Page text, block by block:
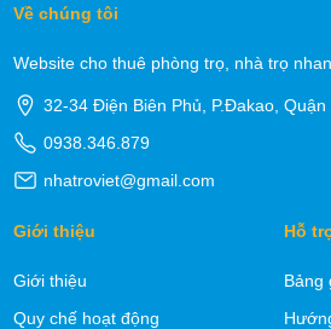
Về chúng tôi
Website cho thuê phòng trọ, nhà trọ
32-34 Điện Biên Phủ, P.Đakao, Quận
0938.346.879
nhatroviet@gmail.com
Giới thiệu
Giới thiệu
Quy chế hoạt động
Hỗ
Bảng